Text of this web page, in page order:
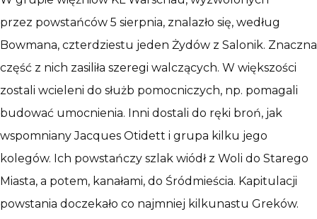
przez powstańców 5 sierpnia, znalazło się, według
Bowmana, czterdziestu jeden Żydów z Salonik. Znaczna
część z nich zasiliła szeregi walczących. W większości
zostali wcieleni do służb pomocniczych, np. pomagali
budować umocnienia. Inni dostali do ręki broń, jak
wspomniany Jacques Otidett i grupa kilku jego
kolegów. Ich powstańczy szlak wiódł z Woli do Starego
Miasta, a potem, kanałami, do Śródmieścia. Kapitulacji
powstania doczekało co najmniej kilkunastu Greków.